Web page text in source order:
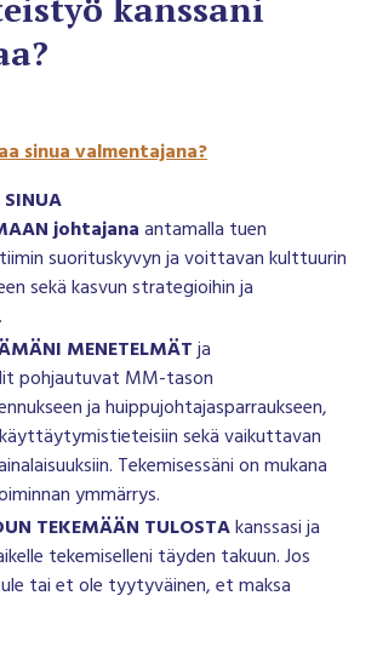
kanssani
sinua valmentajana?
johtajanaantamalla tuen
suorituskyvyn ja voittavan kulttuurin
sekä kasvun strategioihin ja
MENETELMÄTja
pohjautuvat MM-tason
ja huippujohtajasparraukseen,
sekä vaikuttavan
Tekemisessäni on mukana
ymmärrys.
TEKEMÄÄN TULOSTAkanssasi ja
tekemiselleni täyden takuun. Jos
tai et ole tyytyväinen, et maksa